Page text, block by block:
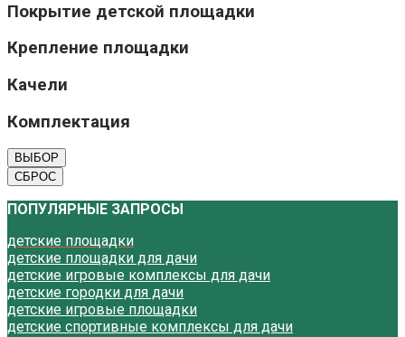
Покрытие детской площадки
Крепление площадки
Качели
Комплектация
ВЫБОР
СБРОС
ПОПУЛЯРНЫЕ ЗАПРОСЫ
детские площадки
детские площадки для дачи
детские игровые комплексы для дачи
детские городки для дачи
детские игровые площадки
детские спортивные комплексы для дачи